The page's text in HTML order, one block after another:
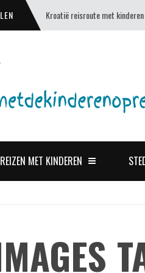
Kroatië reisroute met kinderen
MET KINDEREN